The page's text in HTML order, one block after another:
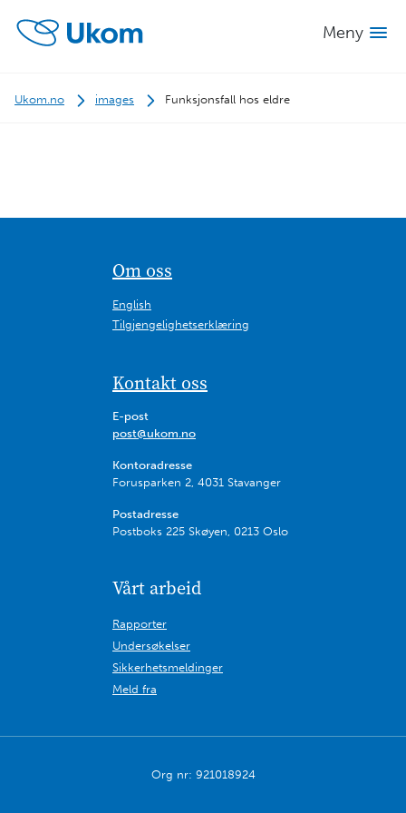
Meny
Ukom.no images Funksjonsfall hos eldre
Vårt arbeid
Rapporter
Undersøkelser
Sikkerhetsmeldinger
Meld fra
Om oss
English
Tilgjengelighetserklæring
Kontakt oss
E-post
post@ukom.no
Kontoradresse
Forusparken 2, 4031 Stavanger
Postadresse
Postboks 225 Skøyen, 0213 Oslo
Org nr: 921018924